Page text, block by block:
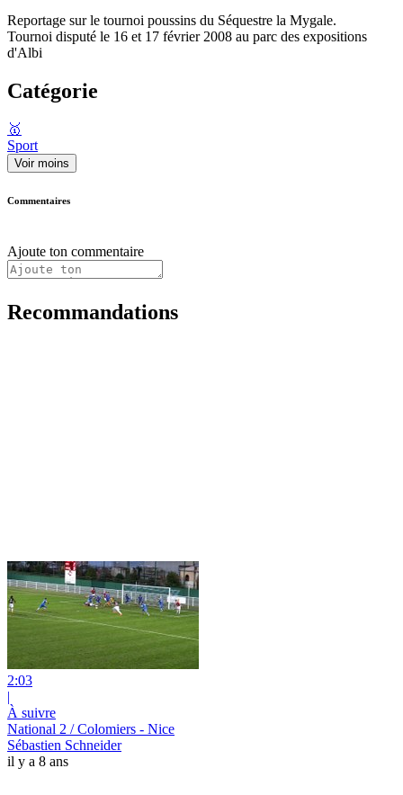
Reportage sur le tournoi poussins du Séquestre la Mygale.
Tournoi disputé le 16 et 17 février 2008 au parc des expositions
d'Albi
Catégorie
🥇
Sport
Voir moins
Commentaires
Ajoute ton commentaire
Recommandations
2:03
|
À suivre
National 2 / Colomiers - Nice
Sébastien Schneider
il y a 8 ans